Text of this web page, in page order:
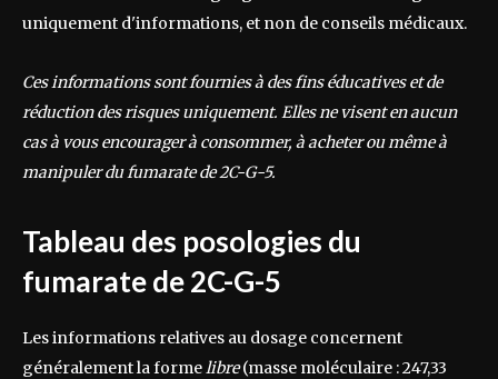
uniquement d'informations, et non de conseils médicaux.
Ces informations sont fournies à des fins éducatives et de
réduction des risques uniquement. Elles ne visent en aucun
cas à vous encourager à consommer, à acheter ou même à
manipuler du fumarate de 2C-G-5.
Tableau des posologies du
fumarate de 2C-G-5
Les informations relatives au dosage concernent
généralement la formelibre(masse moléculaire : 247,33